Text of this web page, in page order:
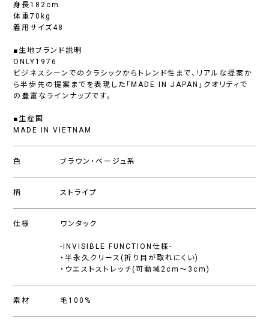
身長182cm
体重70kg
着用サイズ48
■生地ブランド説明
ONLY1976
ビジネスシーンでのクラシックからトレンド性まで、リアルな提案か
ら半歩先の提案までを表現した「MADE IN JAPAN」クオリティで
の豊富なラインナップです。
■生産国
MADE IN VIETNAM
色 ブラウン・ベージュ系
柄 ストライプ
仕様 ワンタック
-INVISIBLE FUNCTION仕様-
・半永久クリース(折り目が取れにくい)
・ウエストストレッチ(可動域2cm〜3cm)
素材 毛100%